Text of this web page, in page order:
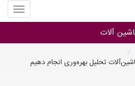
منوی
سایت
آلات
آلات
ماشین آلاتتحلیل بهره‌وری انجام دهیم